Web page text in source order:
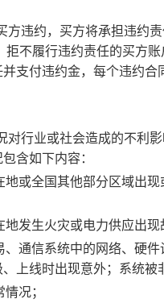
方违约，买方将承担违约
拒不履行违约责任的买方
支付违约金，每个违约
对行业或社会造成的不利
含如下内容：
或全国其他部分区域出
发生火灾或电力供应出
通信系统中的网络、硬
上线时出现意外；系统
况；